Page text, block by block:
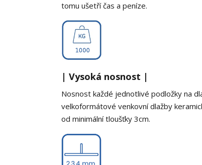
tomu ušetří čas a peníze.
| Vysoká nosnost |
Nosnost každé jednotlivé podložky na
velkoformátové venkovní dlažby
od minimální tloušťky 3cm.